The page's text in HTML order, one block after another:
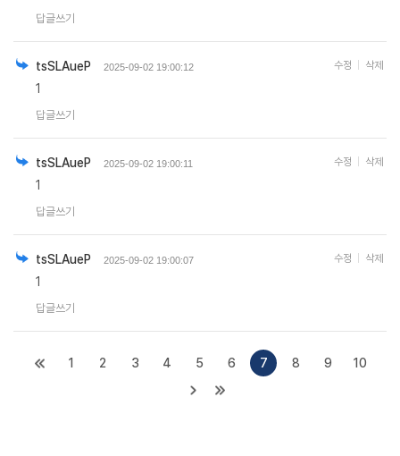
답글쓰기
tsSLAueP 2025-09-02 19:00:12
1
답글쓰기
수정 삭제
tsSLAueP 2025-09-02 19:00:11
1
답글쓰기
수정 삭제
tsSLAueP 2025-09-02 19:00:07
1
답글쓰기
수정 삭제
1 2 3 4 5 6 7 8 9 10